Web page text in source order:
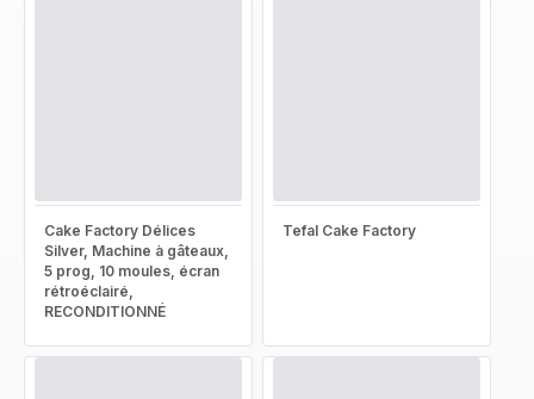
Cake Factory Délices
Silver, Machine à gâteaux,
5 prog, 10 moules, écran
rétroéclairé,
RECONDITIONNÉ
Tefal Cake Factory